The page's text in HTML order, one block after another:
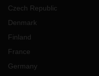
Czech Republic
Denmark
Finland
France
Germany